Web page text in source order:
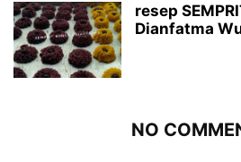
resep
Dianfatma
NO